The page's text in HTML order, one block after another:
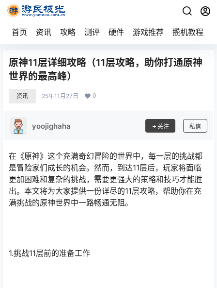
首页 资讯 攻略 测评 硬件 游戏推荐 攒机教程
原神11层详细攻略（11层攻略，助你打通原神
世界的最高峰）
资讯 25年11月27日 0
yoojighaha 关注 私信
在《原神》这个充满奇幻冒险的世界中，每一层的挑战都
是冒险家们成长的机会。然而，到达11层后，玩家将面临
更加困难和复杂的挑战，需要更强大的策略和技巧才能胜
出。本文将为大家提供一份详尽的11层攻略，帮助你在充
满挑战的原神世界中一路畅通无阻。
1.挑战11层前的准备工作